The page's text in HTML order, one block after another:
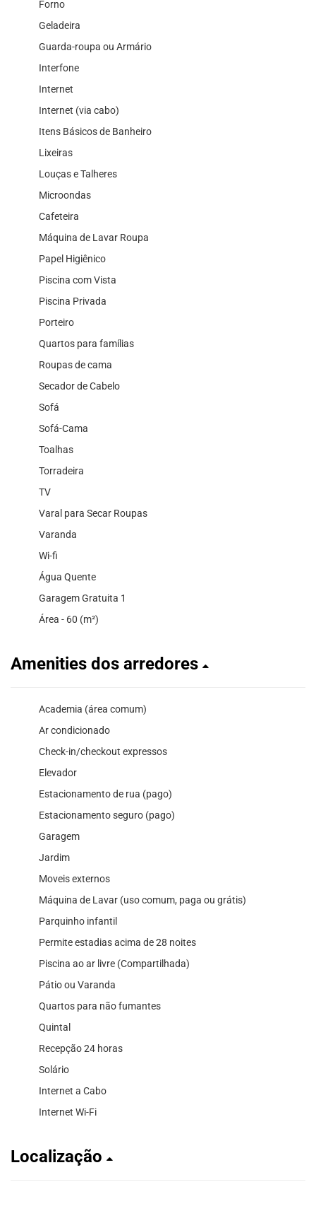
Forno
Geladeira
Guarda-roupa ou Armário
Interfone
Internet
Internet (via cabo)
Itens Básicos de Banheiro
Lixeiras
Louças e Talheres
Microondas
Cafeteira
Máquina de Lavar Roupa
Papel Higiênico
Piscina com Vista
Piscina Privada
Porteiro
Quartos para famílias
Roupas de cama
Secador de Cabelo
Sofá
Sofá-Cama
Toalhas
Torradeira
TV
Varal para Secar Roupas
Varanda
Wi-fi
Água Quente
Garagem Gratuita 1
Área - 60 (m²)
Amenities dos arredores
Academia (área comum)
Ar condicionado
Check-in/checkout expressos
Elevador
Estacionamento de rua (pago)
Estacionamento seguro (pago)
Garagem
Jardim
Moveis externos
Máquina de Lavar (uso comum, paga ou grátis)
Parquinho infantil
Permite estadias acima de 28 noites
Piscina ao ar livre (Compartilhada)
Pátio ou Varanda
Quartos para não fumantes
Quintal
Recepção 24 horas
Solário
Internet a Cabo
Internet Wi-Fi
Localização